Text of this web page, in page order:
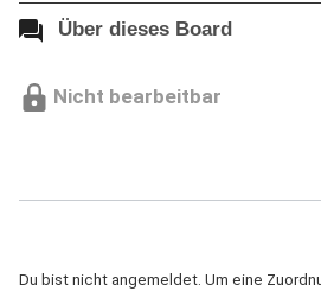
Über dieses Board
Nicht bearbeitbar
Du bist nicht angemeldet. Um eine